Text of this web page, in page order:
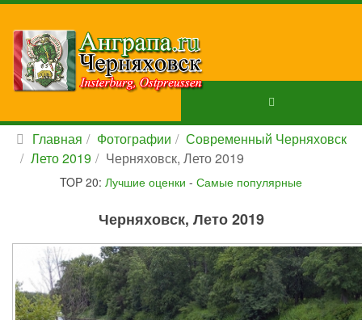
Главная Фотографии
Современный Черняховск
Лето 2019
Черняховск, Лето 2019
TOP 20: Лучшие оценки - Самые популярные
Черняховск, Лето 2019